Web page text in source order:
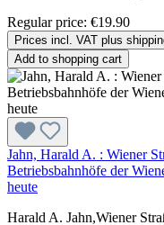
Regular price: €19.90
Prices incl. VAT plus
Add to shopping cart
Jahn, Harald A. : Wiener
Betriebsbahnhöfe der
heute
Harald A. Jahn,Wiener